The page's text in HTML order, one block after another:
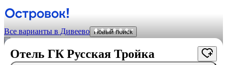
Все варианты в Дивеево Новый поиск
Отель ГК Русская Тройка